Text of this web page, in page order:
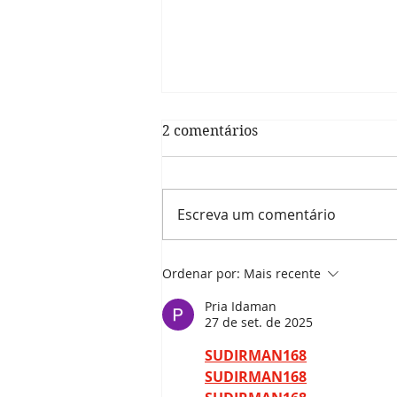
Prefeitura informa: últimos
dias para alistamento
militar 2024
2 comentários
Escreva um comentário
Ordenar por: Mais recente
Pria Idaman
27 de set. de 2025
SUDIRMAN168
SUDIRMAN168